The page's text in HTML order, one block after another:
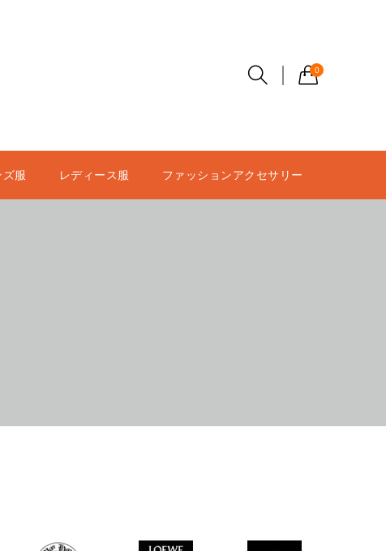
0
ズ服 レディース服 ファッションアクセサリー